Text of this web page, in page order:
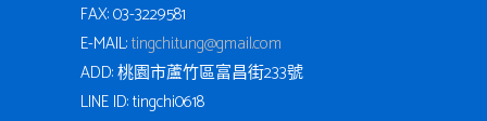
FAX: 03-3229581
E-MAIL:tingchi.tung@gmail.com
ADD: 桃園市蘆竹區富昌街233號
LINE ID: tingchi0618